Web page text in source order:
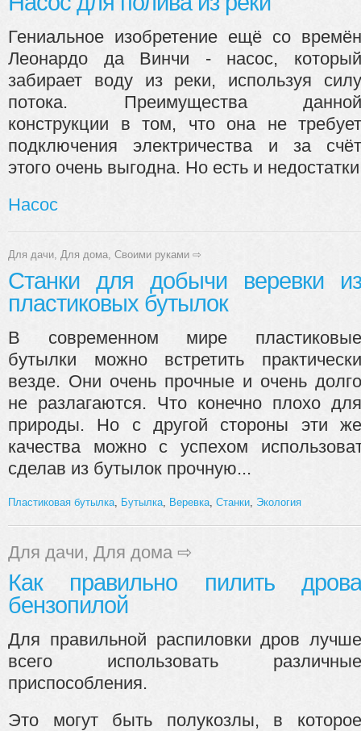
Гениальное изобретение ещё со времён
Леонардо да Винчи - насос, который
забирает воду из реки, используя силу
потока. Преимущества данной
конструкции в том, что она не требует
подключения электричества и за счёт
этого очень выгодна. Но есть и
Насос
Для дачи, Для дома, Своими руками ⇨
Станки для добычи веревки из
пластиковых бутылок
В современном мире пластиковые
бутылки можно встретить практически
везде. Они очень прочные и очень долго
не разлагаются. Что конечно плохо для
природы. Но с другой стороны эти же
качества можно с успехом
сделав из бутылок прочную...
Пластиковая бутылка Бутылка Веревка Станки Экология
Для дачи, Для дома ⇨
Как правильно пилить дрова
бензопилой
Для правильной распиловки дров лучше
всего использовать различные
приспособления.
Это могут быть полукозлы, в которое